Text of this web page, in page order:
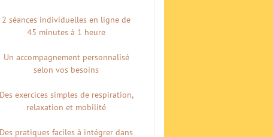
2 séances individuelles en ligne de
45 minutes à 1 heure
Un accompagnement personnalisé
selon vos besoins
Des exercices simples de respiration,
relaxation et mobilité
Des pratiques faciles à intégrer dans